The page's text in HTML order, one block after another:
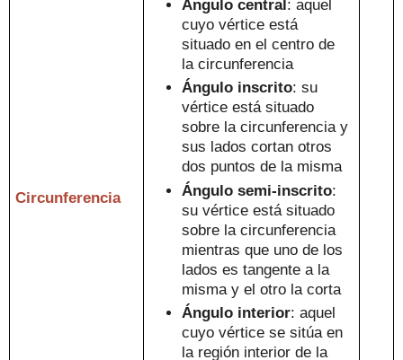
Circunferencia
Ángulo central : aquel
cuyo vértice está
situadoen el centro de
la circunferencia
Ángulo inscrito:su
vértice está situado
sobre lacircunferencia y
sus lados cortan otros
dos puntos de la misma
Ángulosemi-inscrito:
su vértice está situado
sobre la circunferencia
mientras que uno de los
lados es tangente a la
mismay el otro la corta
Ángulo interior: aquel
cuyo vértice se sitúa en
la región interior de la